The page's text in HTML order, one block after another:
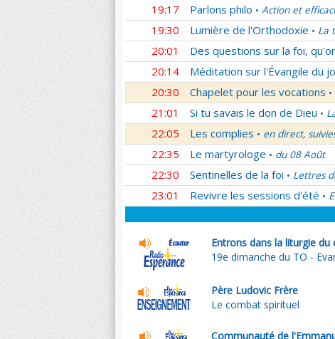
19:17 Parlons philo • Action et
19:30 Lumière de l'Orthodoxie • La
20:01 Des questions sur la foi,
20:14 Méditation sur l'Évangile du
20:30 Chapelet pour les vocations •
21:01 Si tu savais le don de Dieu •
22:05 Les complies • en direct,
22:35 Le martyrologe • du 08 Août
22:30 Sentinelles de la foi • Lettres
23:01 Revivre les sessions d'été •
Entrons dans la liturgie
19e dimanche du TO -
Père Ludovic Frère
Le combat spirituel
Communauté de